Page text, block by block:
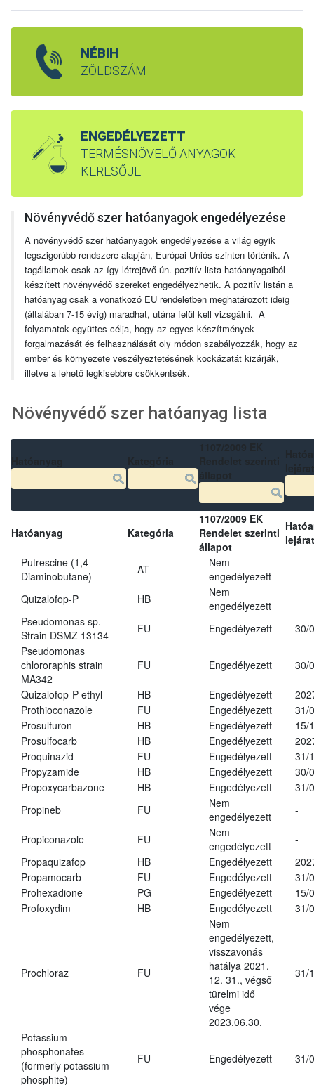
NÉBIH
ZÖLDSZÁM
ENGEDÉLYEZETT
TERMÉSNÖVELŐ ANYAGOK
KERESŐJE
Növényvédő szer hatóanyagok engedélyezése
A növényvédő szer hatóanyagok engedélyezése a világ egyik
legszigorúbb rendszere alapján, Európai Uniós szinten történik. A
tagállamok csak az így létrejövő ún. pozitív lista hatóanyagaiból
készített növényvédő szereket engedélyezhetik. A pozitív listán a
hatóanyag csak a vonatkozó EU rendeletben meghatározott ideig
(általában 7-15 évig) maradhat, utána felül kell vizsgálni. A
folyamatok együttes célja, hogy az egyes készítmények
forgalmazását és felhasználását oly módon szabályozzák, hogy az
ember és környezete veszélyeztetésének kockázatát kizárják,
illetve a lehető legkisebbre csökkentsék.
Növényvédő szer hatóanyag lista
Hatóanyag Kategória
1107/2009 EK
Rendelet szerinti
állapot
Putrescine (1,4-
Diaminobutane)
AT
Nem
engedélyezett
Quizalofop-P
HB
Nem
engedélyezett
Pseudomonas sp.
Strain DSMZ 13134
FU Engedélyezett
30/
Pseudomonas
chlororaphis strain
MA342
FU Engedélyezett 30/
Quizalofop-P-ethyl HB Engedélyezett
Prothioconazole
FU Engedélyezett
31/
Prosulfuron
HB Engedélyezett
15/
Prosulfocarb
HB Engedélyezett
Proquinazid
FU Engedélyezett
31/
Propyzamide
HB Engedélyezett
30/
Propoxycarbazone
HB Engedélyezett
31/
Propineb
FU
Nem
engedélyezett
-
Propiconazole FU
Nem
engedélyezett
-
Propaquizafop
HB Engedélyezett
Propamocarb
FU Engedélyezett
31/
Prohexadione
PG Engedélyezett
15/
Profoxydim
HB Engedélyezett 31/
Prochloraz FU
Nem
engedélyezett,
visszavonás
hatálya 2021.
12. 31., végső
türelmi idő
vége
2023.06.30.
31/
Potassium
phosphonates
(formerly potassium
phosphite)
FU Engedélyezett 31/